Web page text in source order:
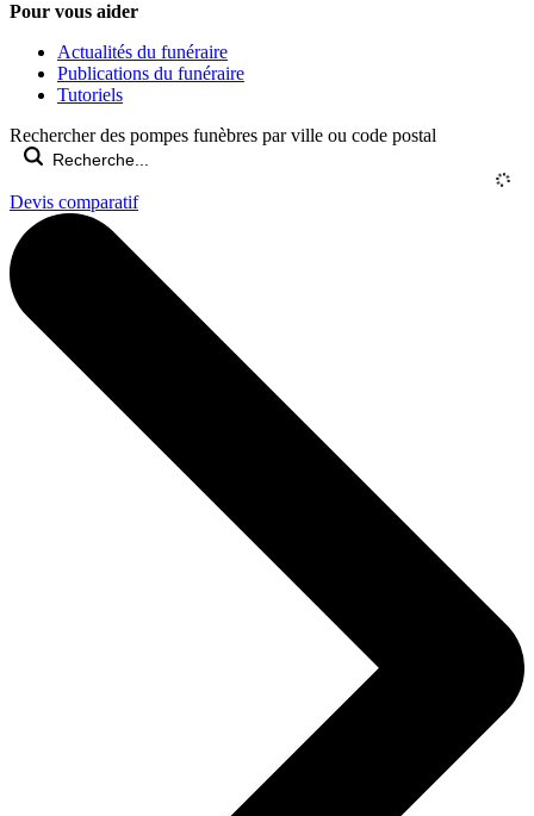
Pour vous aider
Actualités du funéraire
Publications du funéraire
Tutoriels
Rechercher des pompes funèbres par ville ou code postal
Devis comparatif